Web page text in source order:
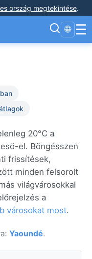
ország megtekintése.
🌐 ☰
20°C a
el. Böngésszen
frissítések,
minden felsorolt
világvárosokkal
a
városokat most.
Yaoundé.